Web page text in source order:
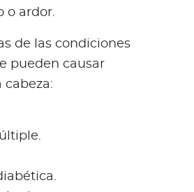
o ardor.
de las condiciones
pueden causar
cabeza: